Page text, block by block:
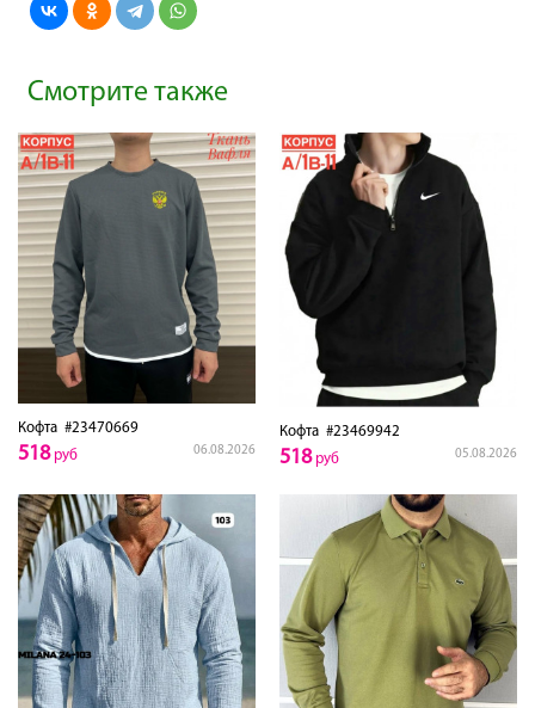
Смотрите также
Кофта #23470669
06.08.2026
518руб
Кофта #23469942
05.08.2026
518руб